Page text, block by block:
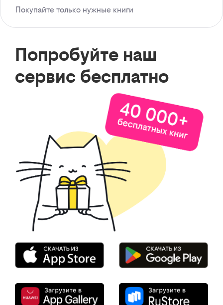
Покупайте только нужные книги
Попробуйте наш
сервис бесплатно